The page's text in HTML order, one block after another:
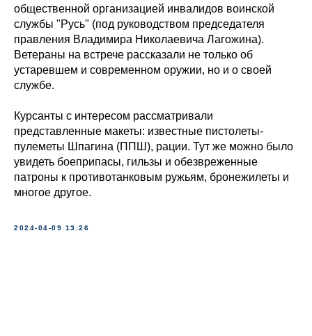
общественной организацией инвалидов воинской
службы "Русь" (под руководством председателя
правления Владимира Николаевича Лагожина).
Ветераны на встрече рассказали не только об
устаревшем и современном оружии, но и о своей
службе.
Курсанты с интересом рассматривали
представленные макеты: известные пистолеты-
пулеметы Шпагина (ППШ), рации. Тут же можно было
увидеть боеприпасы, гильзы и обезвреженные
патроны к противотанковым ружьям, бронежилеты и
многое другое.
2024-04-09 13:26